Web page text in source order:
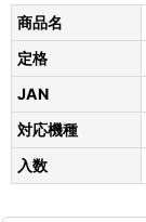
商品名
定格
JAN
対応機種
入数